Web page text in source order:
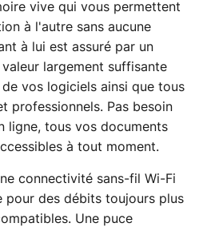
vive qui vous permettent
à l'autre sans aucune
à lui est assuré par un
largement suffisante
vos logiciels ainsi que tous
professionnels. Pas besoin
ligne, tous vos documents
à tout moment.
connectivité sans-fil Wi-Fi
pour des débits toujours plus
Une puce